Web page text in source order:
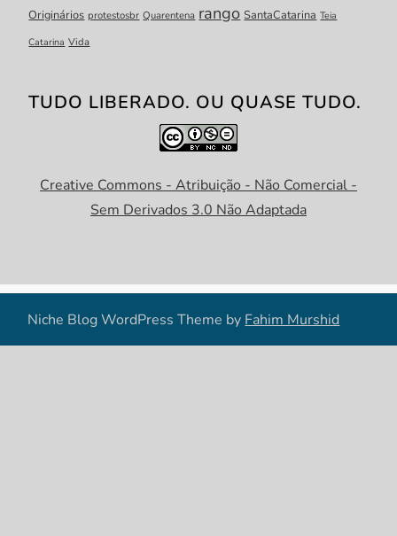
Originários protestosbr Quarentena rango SantaCatarina Teia
Catarina Vida
TUDO LIBERADO. OU QUASE TUDO.
Creative Commons - Atribuição - Não Comercial -
Sem Derivados 3.0 Não Adaptada
Niche Blog WordPress Theme byFahim Murshid